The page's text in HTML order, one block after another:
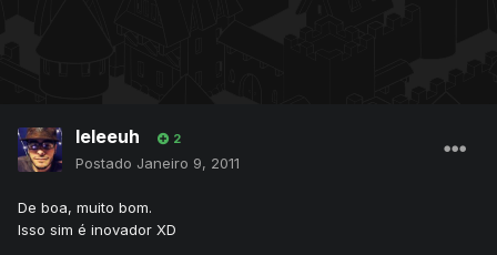
leleeuh 2
Postado Janeiro 9, 2011
De boa, muito bom.
Isso sim é inovador XD